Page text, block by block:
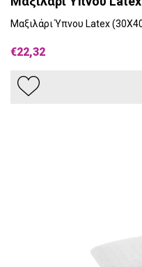
Μαξιλάρι Ύπνου Latex
€22,32